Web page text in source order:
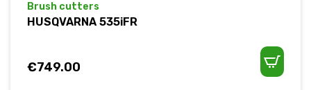
Brush cutters
HUSQVARNA 535iFR
€749.00